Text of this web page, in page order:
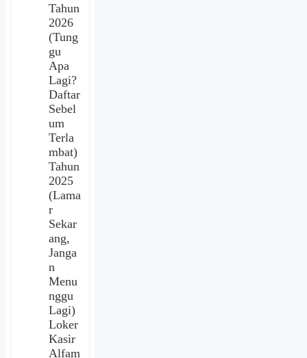
Tahun
2026
(Tung
gu
Apa
Lagi?
Daftar
Sebel
um
Terla
mbat)
Tahun
2025
(Lama
r
Sekar
ang,
Janga
n
Menu
nggu
Lagi)
Loker
Kasir
Alfam